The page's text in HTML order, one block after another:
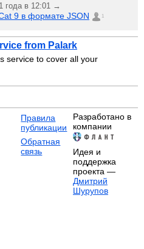
года в 12:01 →
9 в формате JSON 1
from Palark
service to cover all your
Правила
публикации
Обратная
связь
Разработано в
компании
Идея и
поддержка
проекта —
Дмитрий
Шурупов